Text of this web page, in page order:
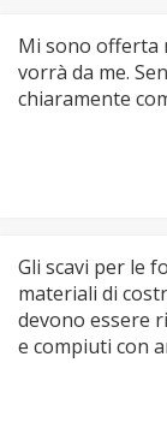
Mi sono offerta
vorrà da me.
chiaramente
Gli scavi per le
materiali di
devono essere
e compiuti con